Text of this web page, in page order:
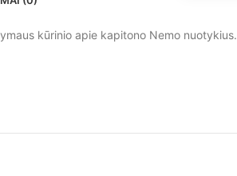
kūrinio apie kapitono Nemo nuotykius.